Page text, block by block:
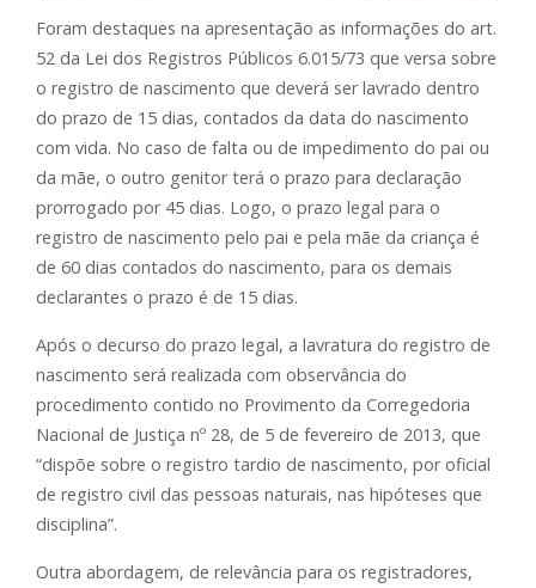
Foram destaques na apresentação as informações do art.
52 da Lei dos Registros Públicos 6.015/73 que versa sobre
o registro de nascimento que deverá ser lavrado dentro
do prazo de 15 dias, contados da data do nascimento
com vida. No caso de falta ou de impedimento do pai ou
da mãe, o outro genitor terá o prazo para declaração
prorrogado por 45 dias. Logo, o prazo legal para o
registro de nascimento pelo pai e pela mãe da criança é
de 60 dias contados do nascimento, para os demais
declarantes o prazo é de 15 dias.
Após o decurso do prazo legal, a lavratura do registro de
nascimento será realizada com observância do
procedimento contido no Provimento da Corregedoria
Nacional de Justiça nº 28, de 5 de fevereiro de 2013, que
“dispõe sobre o registro tardio de nascimento, por oficial
de registro civil das pessoas naturais, nas hipóteses que
disciplina”.
Outra abordagem, de relevância para os registradores,